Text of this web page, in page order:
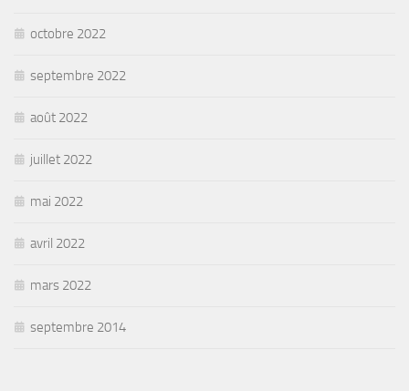
octobre 2022
septembre 2022
août 2022
juillet 2022
mai 2022
avril 2022
mars 2022
septembre 2014